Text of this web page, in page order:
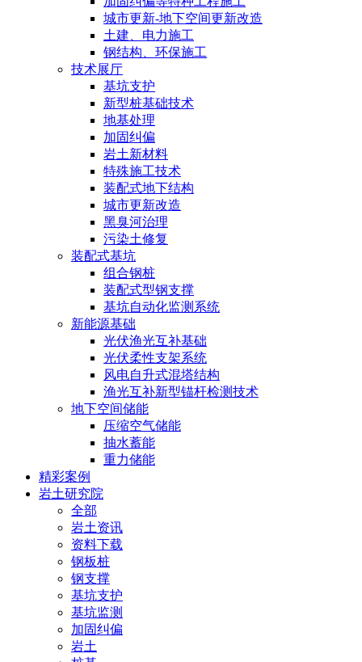
城市更新-地下空间更新改造
土建、电力施工
钢结构、环保施工
技术展厅
基坑支护
新型桩基础技术
地基处理
加固纠偏
岩土新材料
特殊施工技术
装配式地下结构
城市更新改造
黑臭河治理
污染土修复
装配式基坑
组合钢桩
装配式型钢支撑
基坑自动化监测系统
新能源基础
光伏渔光互补基础
光伏柔性支架系统
风电自升式混塔结构
渔光互补新型锚杆检测技术
地下空间储能
压缩空气储能
抽水蓄能
重力储能
精彩案例
岩土研究院
全部
岩土资讯
资料下载
钢板桩
钢支撑
基坑支护
基坑监测
加固纠偏
岩土